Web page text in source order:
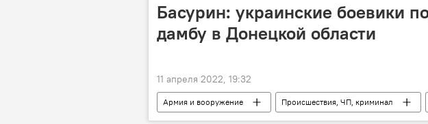
Басурин: украинские боевики
дамбу в Донецкой области
11 апреля 2022, 19:32
Армия и вооружение Происшествия, ЧП, криминал